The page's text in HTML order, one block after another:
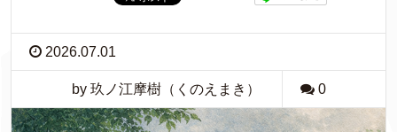
2026.07.01
by 玖ノ江摩樹（くのえまき） 0